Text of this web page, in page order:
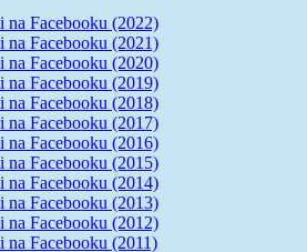
Facebooku (2022)
Facebooku (2021)
Facebooku (2020)
Facebooku (2019)
Facebooku (2018)
Facebooku (2017)
Facebooku (2016)
Facebooku (2015)
Facebooku (2014)
Facebooku (2013)
Facebooku (2012)
Facebooku (2011)